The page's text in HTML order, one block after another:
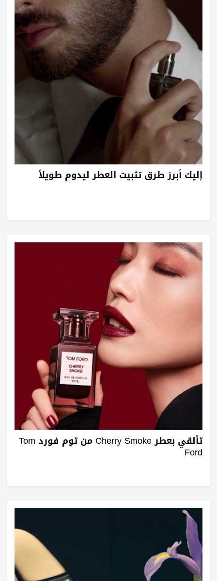
إليك أبرز طرق تثبيت العطر ليدوم طويلاً
تألقي بعطر Cherry Smoke من توم فورد Tom
Ford